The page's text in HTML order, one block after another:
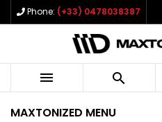
Phone: (+33) 0478038387
 
MAXTONIZED MENU